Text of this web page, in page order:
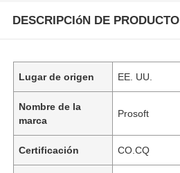
DESCRIPCIóN DE PRODUCTO
Lugar de origen EE. UU.
Nombre de la
marca
Prosoft
Certificación CO.CQ